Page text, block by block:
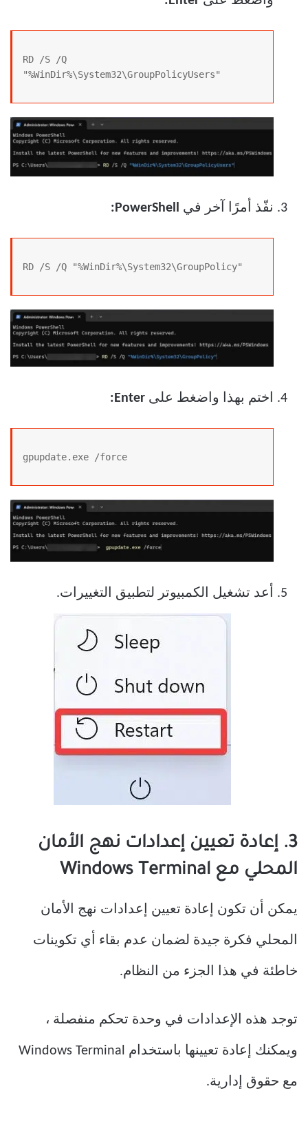
RD /S /Q
"%WinDir%\System32\GroupPolicyUsers"
نفّذ أمرًا آخر في PowerShell:
RD /S /Q "%WinDir%\System32\GroupPolicy"
اختم بهذا واضغط على Enter:
gpupdate.exe /force
أعد تشغيل الكمبيوتر لتطبيق التغييرات.
3. إعادة تعيين إعدادات نهج الأمان
المحلي مع Windows Terminal
يمكن أن تكون إعادة تعيين إعدادات نهج الأمان
المحلي فكرة جيدة لضمان عدم بقاء أي تكوينات
خاطئة في هذا الجزء من النظام.
توجد هذه الإعدادات في وحدة تحكم منفصلة ،
ويمكنك إعادة تعيينها باستخدام Windows Terminal
مع حقوق إدارية.